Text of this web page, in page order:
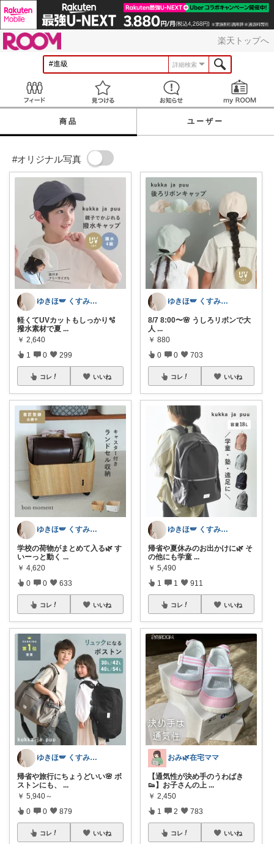
楽天トップへ
詳細検索
見つける お知らせ
商品 ユーザー
#オリジナル写真
ゆきほ🪽 くすみカラー×小学生ママ
軽くてUVカットもしっかり🫧
撥水素材で夏 ...
￥ 2,640
1 0 299
コレ いいね
ゆきほ🪽 くすみカラー×小学生ママ
学校の荷物がまとめて入る🌿 す
いーっと動く ...
￥ 4,620
0 0 633
コレ いいね
ゆきほ🪽 くすみカラー×小学生ママ
帰省や旅行にちょうどいい🌸 ボ
ストンにも、
...
￥ 5,940～
0 0 879
コレ いいね
ゆきほ🪽 くすみカラー×小学生ママ
8/7 8:00〜🌸 うしろリボンで大
人 ...
￥ 880
0 0 703
コレ いいね
ゆきほ🪽 くすみカラー×小学生ママ
帰省や夏休みのお出かけに🌿 そ
の他にも学童 ...
￥ 5,490
1 1 911
コレ いいね
おみ🌿在宅ママ
【通気性が決め手のうわばき
👟】お子さんの上 ...
￥ 2,450
1 2 783
コレ いいね